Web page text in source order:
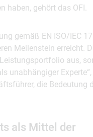
haben, gehört das OFI.
gemäß EN ISO/IEC
Meilenstein erreicht.
aus,
unabhängiger
die Bedeutung
als Mittel der